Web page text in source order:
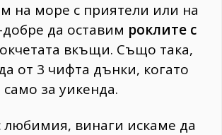
на море с приятели или на
да оставим роклите с
вкъщи. Също така,
от 3 чифта дънки, когато
за уикенда.
любимия, винаги искаме да